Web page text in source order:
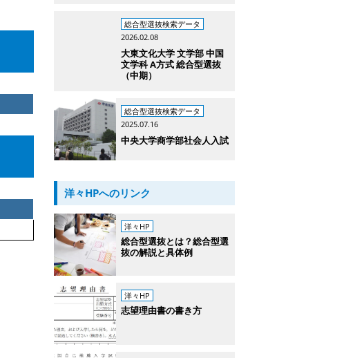
総合型選抜検索データ
2026.02.08
大東文化大学 文学部 中国
文学科 A方式 総合型選抜
（中期）
総合型選抜検索データ
2025.07.16
中央大学商学部社会人入試
洋々HPへのリンク
洋々HP
総合型選抜とは？総合型選
抜の解説と具体例
洋々HP
志望理由書の書き方